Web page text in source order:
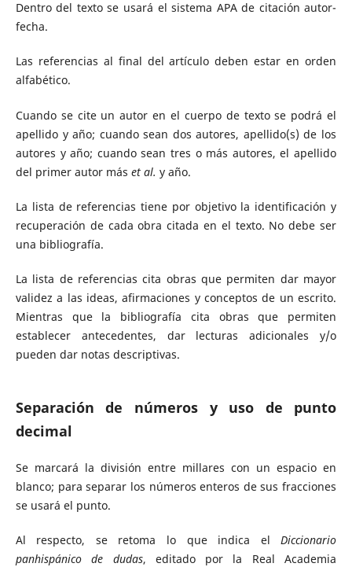
Dentro del texto se usará el sistema APA de citación autor-
fecha.
Las referencias al final del artículo deben estar en orden
alfabético.
Cuando se cite un autor en el cuerpo de texto se podrá el
apellido y año; cuando sean dos autores, apellido(s) de los
autores y año; cuando sean tres o más autores, el apellido
del primer autor más et al. y año.
La lista de referencias tiene por objetivo la identificación y
recuperación de cada obra citada en el texto. No debe ser
una bibliografía.
La lista de referencias cita obras que permiten dar mayor
validez a las ideas, afirmaciones y conceptos de un escrito.
Mientras que la bibliografía cita obras que permiten
establecer antecedentes, dar lecturas adicionales y/o
pueden dar notas descriptivas.
Separación de números y uso de punto
decimal
Se marcará la división entre millares con un espacio en
blanco; para separar los números enteros de sus fracciones
se usará el punto.
Al respecto, se retoma lo que indica elDiccionario
panhispánico de dudas, editado por la Real Academia